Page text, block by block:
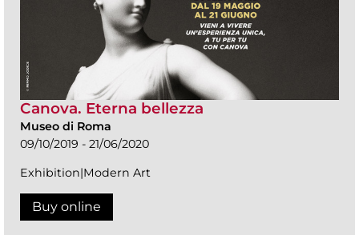
Canova. Eterna bellezza
Museo di Roma
09/10/2019 - 21/06/2020
Exhibition|Modern Art
Buy online